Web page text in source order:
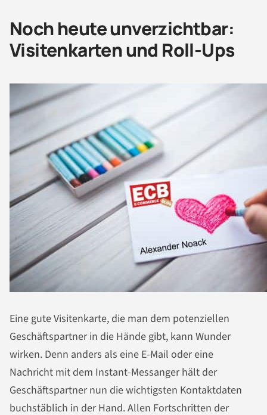
Noch heute unverzichtbar:
Visitenkarten und Roll-Ups
Eine gute Visitenkarte, die man dem potenziellen
Geschäftspartner in die Hände gibt, kann Wunder
wirken. Denn anders als eine E-Mail oder eine
Nachricht mit dem Instant-Messanger hält der
Geschäftspartner nun die wichtigsten Kontaktdaten
buchstäblich in der Hand. Allen Fortschritten der